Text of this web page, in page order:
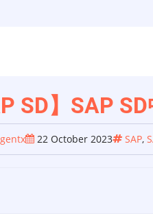
单
步
骤
配
SD】SAP
22 October 2023 SAP,